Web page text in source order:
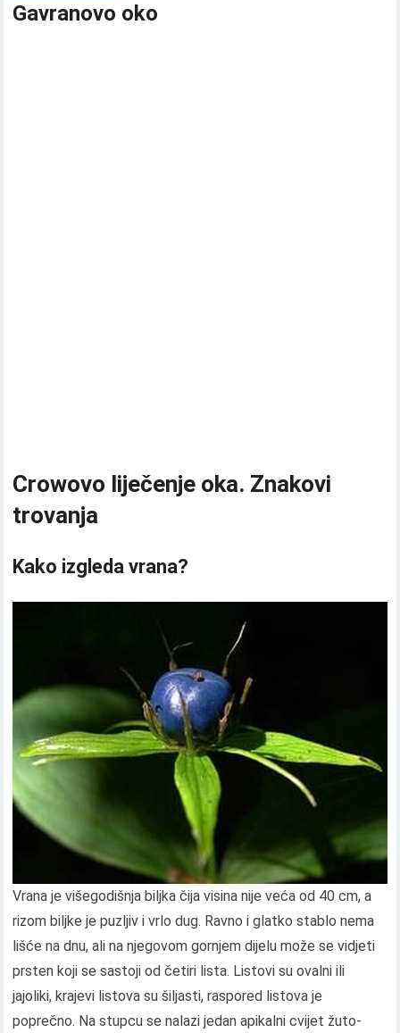
Gavranovo oko
Crowovo liječenje oka. Znakovi
trovanja
Kako izgleda vrana?
Vrana je višegodišnja biljka čija visina nije veća od 40 cm, a
rizom biljke je puzljiv i vrlo dug. Ravno i glatko stablo nema
lišće na dnu, ali na njegovom gornjem dijelu može se vidjeti
prsten koji se sastoji od četiri lista. Listovi su ovalni ili
jajoliki, krajevi listova su šiljasti, raspored listova je
poprečno. Na stupcu se nalazi jedan apikalni cvijet žuto-